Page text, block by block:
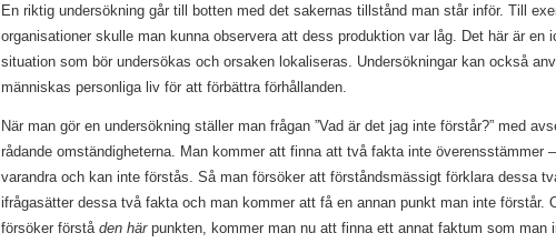
En riktig undersökning går till botten med det sakernas tillstånd man står inför. Till
organisationer skulle man kunna observera att dess produktion var låg. Det här är en
situation som bör undersökas och orsaken lokaliseras. Undersökningar kan också
människas personliga liv för att förbättra förhållanden.
När man gör en undersökning ställer man frågan ”Vad är det jag inte förstår?” med
rådande omständigheterna. Man kommer att finna att två fakta inte överensstämmer
varandra och kan inte förstås. Så man försöker att förståndsmässigt förklara dessa
ifrågasätter dessa två fakta och man kommer att få en annan punkt man inte förstår.
försöker förstå den härpunkten, kommer man nu att finna ett annat faktum som man